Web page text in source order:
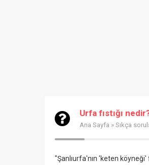
Urfa fıstığı
Ana Sayfa » Sıkça
"Şanlıurfa'nın 'keten köyneği'